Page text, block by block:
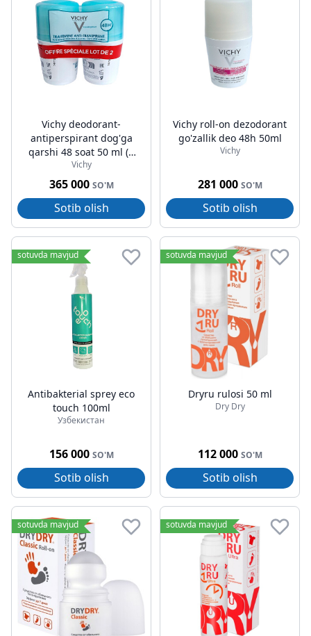
Vichy deodorant-
antiperspirant dog'ga
qarshi 48 soat 50 ml (2
dona)
Vichy
365 000 SO'M
Sotib olish
Vichy roll-on dezodorant
go'zallik deo 48h 50ml
Vichy
281 000 SO'M
Sotib olish
sotuvda mavjud
Antibakterial sprey eco
touch 100ml
Узбекистан
156 000 SO'M
Sotib olish
sotuvda mavjud
Dryru rulosi 50 ml
Dry Dry
112 000 SO'M
Sotib olish
sotuvda mavjud sotuvda mavjud